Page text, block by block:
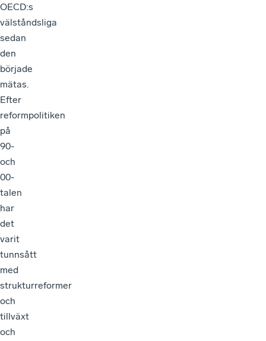
OECD:s
välståndsliga
sedan
den
började
mätas.
Efter
reformpolitiken
på
90-
och
00-
talen
har
det
varit
tunnsått
med
strukturreformer
och
tillväxt
och